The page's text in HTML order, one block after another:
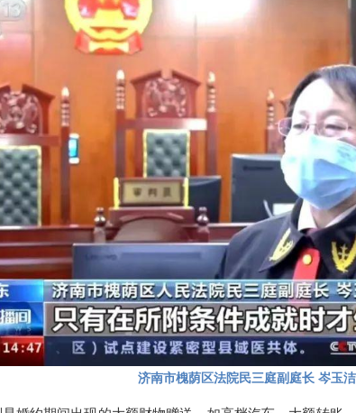
明属于以下情形，人民法院应当予以支持：一、双方未办
的；三婚前给付并导致给付人生活困难的。
告代理人出示证据证明被告在购买汽车时也支付了部分购
汽车系经双方合意后购买，汽车属于消费品存在较大的折
关系的情况下，双方应对车辆的折旧损失承担共同责任。
请对案涉宝马牌车辆的现状进行鉴定，结合车辆购买价格
士返还岳先生车辆售价中的35万元。
出判决，林女士返还岳先生35万元购车款。后岳先生不
上诉，维持原判。
程大壮小总结